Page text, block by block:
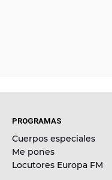
PROGRAMAS
Cuerpos especiales
Me pones
Locutores Europa FM